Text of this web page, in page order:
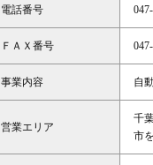
電話番号
ＦＡＸ番号
事業内容 自
営業エリア
千
市